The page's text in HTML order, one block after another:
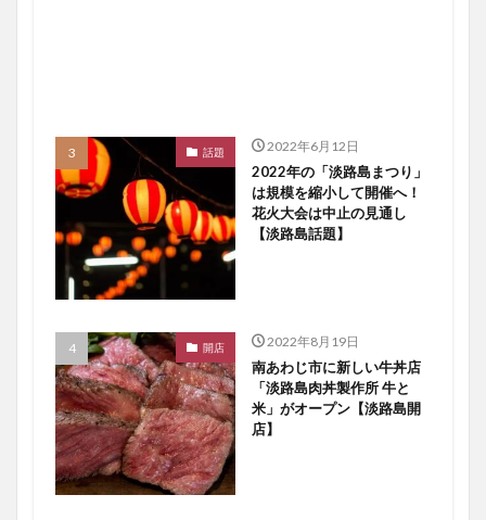
話題 2022年6月12日
2022年の「淡路島まつり」
は規模を縮小して開催へ！
花火大会は中止の見通し
【淡路島話題】
開店 2022年8月19日
南あわじ市に新しい牛丼店
「淡路島肉丼製作所 牛と
米」がオープン【淡路島開
店】